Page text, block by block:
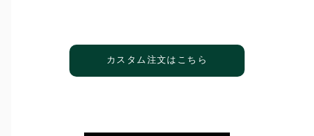
カスタム注文はこちら